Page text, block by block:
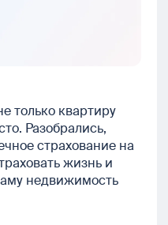
только квартиру
Разобрались,
страхование на
жизнь и
недвижимость